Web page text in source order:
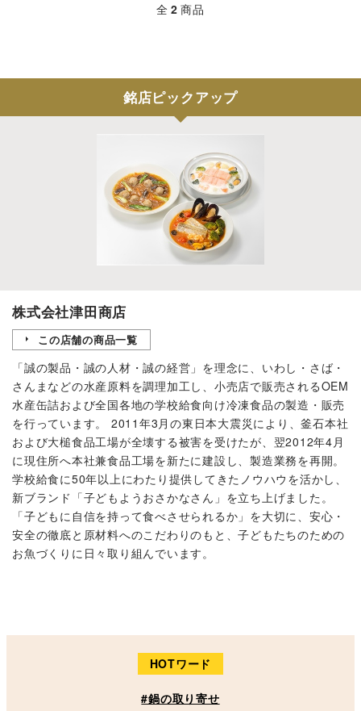
全 2 商品
銘店ピックアップ
株式会社津田商店
この店舗の商品一覧
「誠の製品・誠の人材・誠の経営」を理念に、いわし・さば・
さんまなどの水産原料を調理加工し、小売店で販売されるOEM
水産缶詰および全国各地の学校給食向け冷凍食品の製造・販売
を行っています。 2011年3月の東日本大震災により、釜石本社
および大槌食品工場が全壊する被害を受けたが、翌2012年4月
に現住所へ本社兼食品工場を新たに建設し、製造業務を再開。
学校給食に50年以上にわたり提供してきたノウハウを活かし、
新ブランド「子どもようおさかなさん」を立ち上げました。
「子どもに自信を持って食べさせられるか」を大切に、安心・
安全の徹底と原材料へのこだわりのもと、子どもたちのための
お魚づくりに日々取り組んでいます。
HOTワード
#鍋の取り寄せ